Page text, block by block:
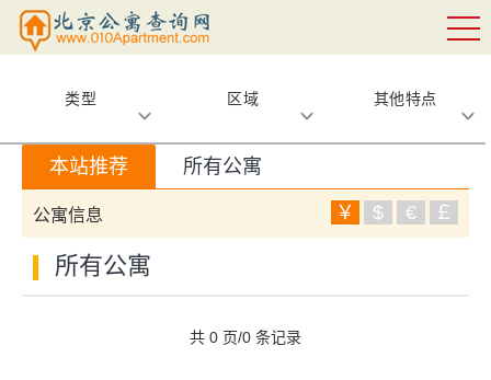
类型 区域 其他特点
本站推荐 所有公寓
公寓信息 ￥ $ € ￡
所有公寓
共 0 页/0 条记录